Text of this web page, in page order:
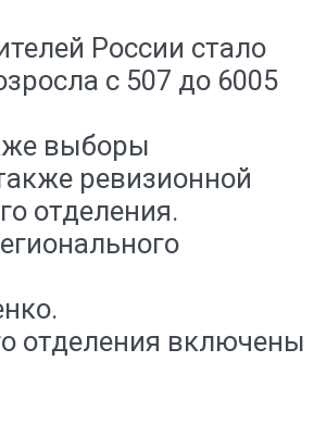
России стало
с 507 до 6005
выборы
ревизионной
отделения.
отделения включены